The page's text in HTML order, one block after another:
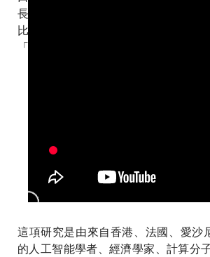
長高峰期的病例減少率之間具有近乎
比之下，未有推行全民戴口罩的地區
「封城」措施，承受巨大的經濟和社會
這項研究是由來自香港、法國、愛沙
的人工智能學者、經濟學家、計算分